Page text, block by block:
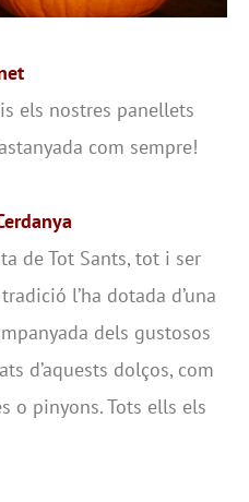
els nostres panellets
com sempre!
de Tot Sants, tot i ser
l’ha dotada d’una
dels gustosos
d’aquests dolços, com
o pinyons. Tots ells els